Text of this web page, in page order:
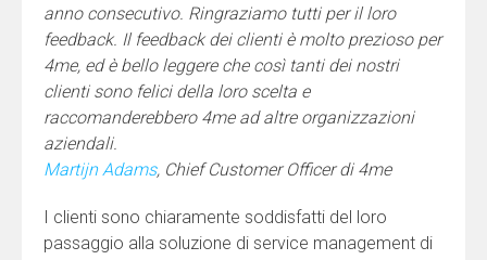
anno consecutivo. Ringraziamo tutti per il loro
feedback. Il feedback dei clienti è molto prezioso per
4me, ed è bello leggere che così tanti dei nostri
clienti sono felici della loro scelta e
raccomanderebbero 4me ad altre organizzazioni
aziendali.
Martijn Adams, Chief Customer Officer di 4me
I clienti sono chiaramente soddisfatti del loro
passaggio alla soluzione di service management di